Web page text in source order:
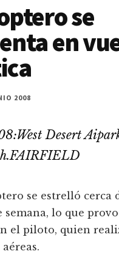
se
en
2008
Desert
se estrelló cerca
semana, lo que
el piloto, quien